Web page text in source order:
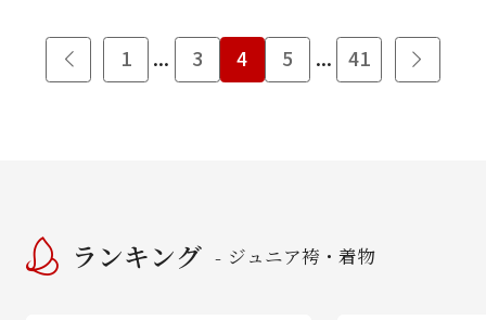
1 ... 3 4 5 ... 41
ランキング - ジュニア袴・着物